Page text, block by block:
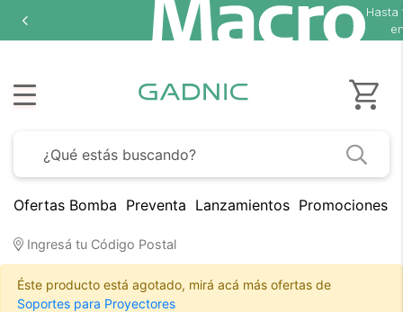
Hasta
Ofertas Bomba Preventa Lanzamientos Promociones
Ingresá tu Código Postal
Éste producto está agotado, mirá acá más ofertas de
Soportes para Proyectores